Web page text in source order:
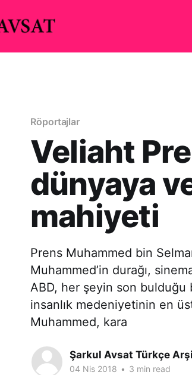
Röportajlar
Veliaht
dünyaya
mahiyeti
Prens Muhammed bin
Muhammed’in durağı,
ABD, her şeyin son
insanlık medeniyetinin en
Muhammed, kara
Şarkul Avsat Türkçe
04 Nis 2018 • 3 min read